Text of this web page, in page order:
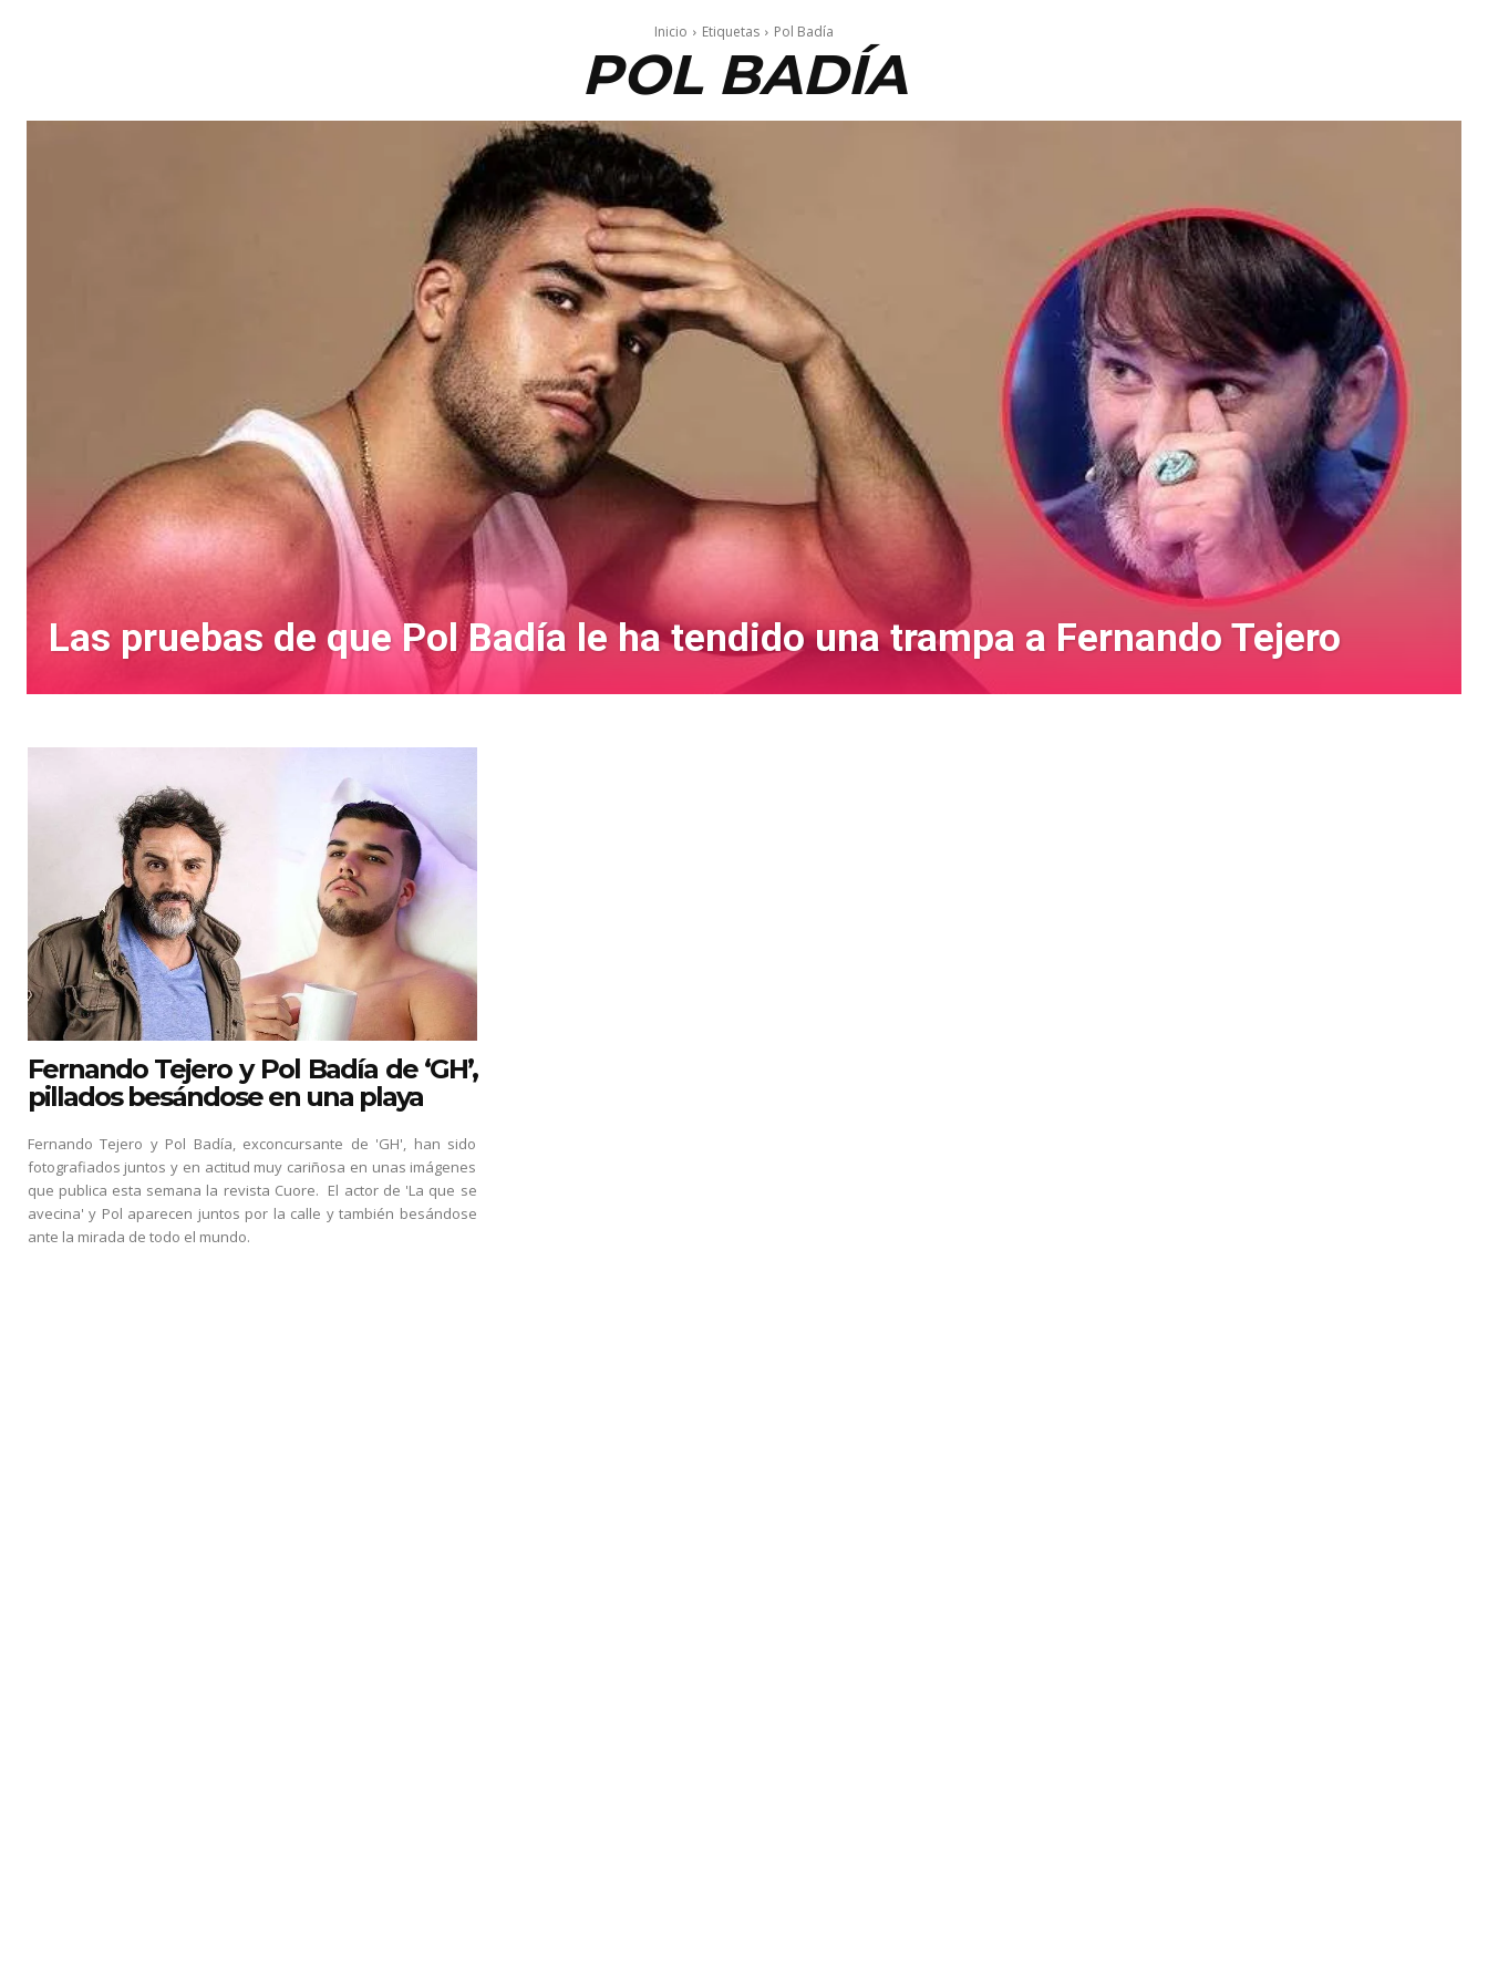
Inicio Etiquetas Pol Badía
POL BADÍA
Las pruebas de que Pol Badía le ha tendido una trampa a Fernando Tejero
Fernando Tejero y Pol Badía de ‘GH’,
pillados besándose en una playa
Fernando Tejero y Pol Badía, exconcursante de 'GH', han sido
fotografiados juntos y en actitud muy cariñosa en unas imágenes
que publica esta semana la revista Cuore. El actor de 'La que se
avecina' y Pol aparecen juntos por la calle y también besándose
ante la mirada de todo el mundo.